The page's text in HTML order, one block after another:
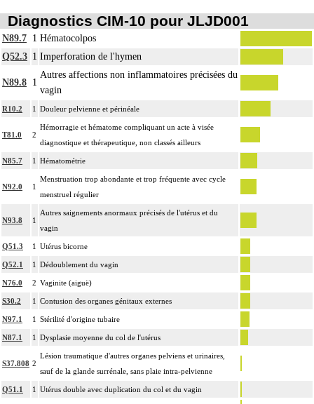
Diagnostics CIM-10 pour JLJD001
N89.7 1 Hématocolpos
Q52.3 1 Imperforation de l'hymen
N89.8 1
Autres affections non inflammatoires précisées du
vagin
R10.2 1 Douleur pelvienne et périnéale
T81.0 2
Hémorragie et hématome compliquant un acte à visée
diagnostique et thérapeutique, non classés ailleurs
N85.7 1 Hématométrie
N92.0 1
Menstruation trop abondante et trop fréquente avec cycle
menstruel régulier
N93.8 1
Autres saignements anormaux précisés de l'utérus et du
vagin
Q51.3 1 Utérus bicorne
Q52.1 1 Dédoublement du vagin
N76.0 2 Vaginite (aiguë)
S30.2 1 Contusion des organes génitaux externes
N97.1 1 Stérilité d'origine tubaire
N87.1 1 Dysplasie moyenne du col de l'utérus
S37.808 2
Lésion traumatique d'autres organes pelviens et urinaires,
sauf de la glande surrénale, sans plaie intra-pelvienne
Q51.1 1 Utérus double avec duplication du col et du vagin